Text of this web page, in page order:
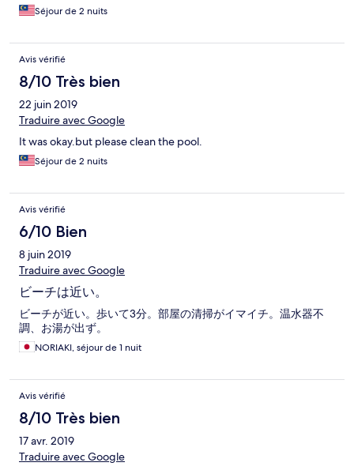
Séjour de 2 nuits
Avis vérifié
8/10 Très bien
22 juin 2019
Traduire avec Google
It was okay.but please clean the pool.
Séjour de 2 nuits
Avis vérifié
6/10 Bien
8 juin 2019
Traduire avec Google
ビーチは近い。
ビーチが近い。歩いて3分。部屋の清掃がイマイチ。温水器不
調、お湯が出ず。
NORIAKI, séjour de 1 nuit
Avis vérifié
8/10 Très bien
17 avr. 2019
Traduire avec Google